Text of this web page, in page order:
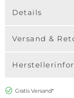
Details
Versand &
Gratis Versand*